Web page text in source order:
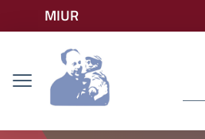
Vai ai contenuti
Vai al menu di navigazione
Vai al footer
MIUR